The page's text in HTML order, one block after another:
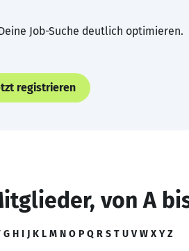
Job-Suche deutlich optimieren.
registrieren
von A
G H I J K L M N O P Q R S T U V W X Y Z